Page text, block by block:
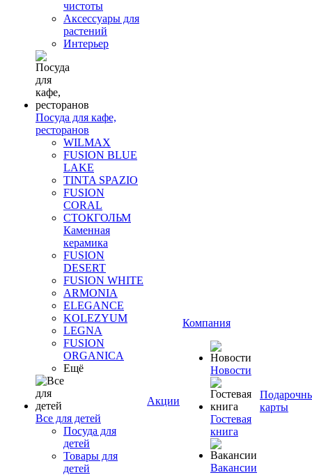
чистоты
Аксессуары для
растений
Интерьер
Посуда для кафе,
ресторанов
WILMAX
FUSION BLUE
LAKE
TINTA SPAZIO
FUSION
CORAL
СТОКГОЛЬМ
Каменная
керамика
FUSION
DESERT
FUSION WHITE
ARMONIA
ELEGANCE
KOLEZYUM
LEGNA
FUSION
ORGANICA
Ещё
Все для детей
Посуда для
детей
Товары для
детей
Акции
Компания
Новости
Гостевая
книга
Вакансии
карты